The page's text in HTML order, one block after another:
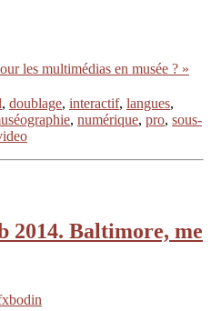
les multimédias en musée ? »
, doublage, interactif, langues,
, numérique, pro, sous-
2014. Baltimore, me